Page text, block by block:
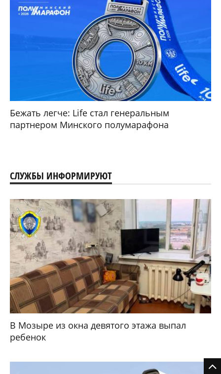
Бежать легче: Life стал генеральным
партнером Минского полумарафона
СЛУЖБЫ ИНФОРМИРУЮТ
В Мозыре из окна девятого этажа выпал
ребенок